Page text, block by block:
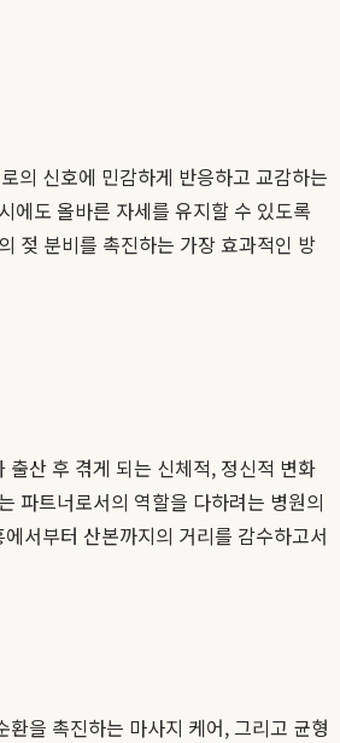
의 신호에 민감하게 반응하고 교감하는
에도 올바른 자세를 유지할 수 있도록
젖 분비를 촉진하는 가장 효과적인 방
산 후 겪게 되는 신체적, 정신적 변화
파트너로서의 역할을 다하려는 병원의
서부터 산본까지의 거리를 감수하고서
을 촉진하는 마사지 케어, 그리고 균형